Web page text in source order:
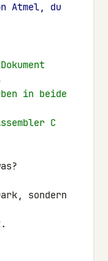
Atmel, du
in beide
C
sondern